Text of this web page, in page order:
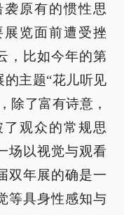
原有的惯性思
览面前遭受挫
，比如今年的第
的主题“花儿听见
除了富有诗意，
观众的常规思
场以视觉与观看
双年展的确是一
等具身性感知与